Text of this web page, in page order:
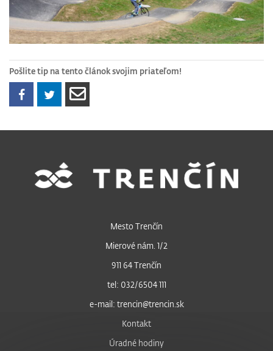
Pošlite tip na tento článok svojim priateľom!
Mesto Trenčín
Mierové nám. 1/2
911 64 Trenčín
tel: 032/6504 111
e-mail: trencin@trencin.sk
Kontakt
Úradné hodiny